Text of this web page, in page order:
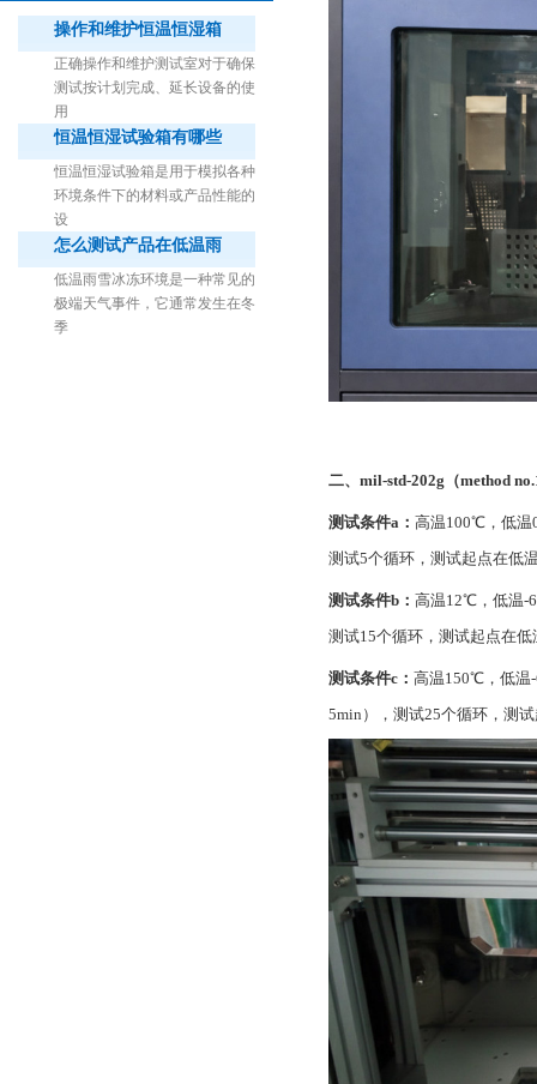
操作和维护恒温恒湿箱
正确操作和维护测试室对于确保
测试按计划完成、延长设备的使
用
恒温恒湿试验箱有哪些
恒温恒湿试验箱是用于模拟各种
环境条件下的材料或产品性能的
设
怎么测试产品在低温雨
低温雨雪冰冻环境是一种常见的
极端天气事件，它通常发生在冬
季
二、mil-std-202g（method
测试条件a：高温100℃，低温
测试5个循环，测试起点在低
测试条件b：高温12℃，低温-
测试15个循环，测试起点在低
测试条件c：高温150℃，低温
5min），测试25个循环，测